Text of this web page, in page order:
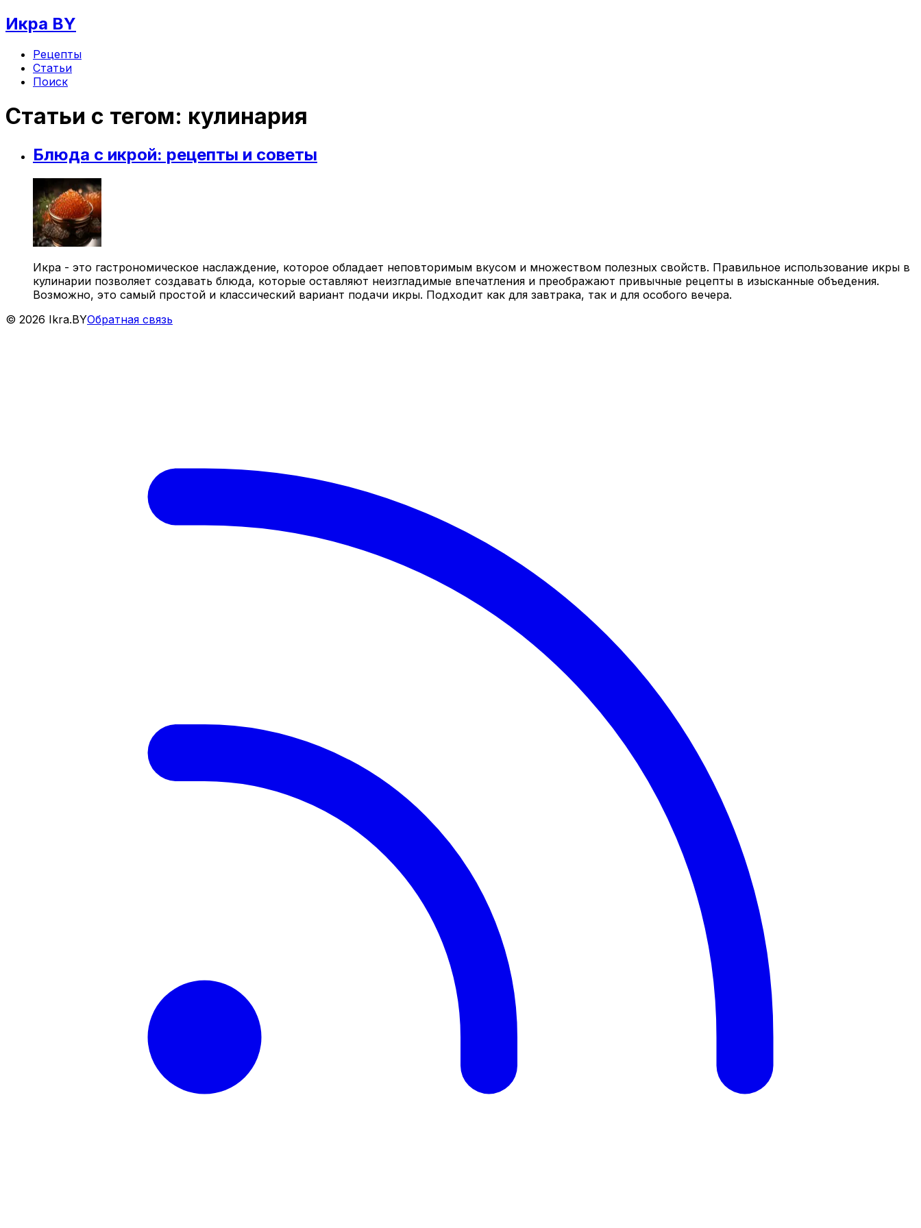
Икра BY
Рецепты
Статьи
Поиск
Статьи с тегом: кулинария
Блюда с икрой: рецепты и советы
Икра - это гастрономическое наслаждение, которое обладает неповторимым вкусом и множеством полезных свойств. Правильное использование икры в
кулинарии позволяет создавать блюда, которые оставляют неизгладимые впечатления и преображают привычные рецепты в изысканные объедения.
Возможно, это самый простой и классический вариант подачи икры. Подходит как для завтрака, так и для особого вечера.
© 2026 Ikra.BYОбратная связь